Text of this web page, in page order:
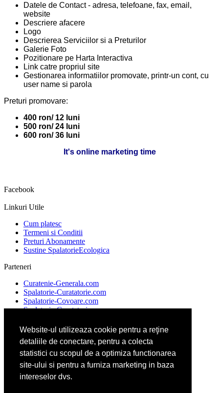
Website-ul utilizeaza cookie pentru a reţine
detaliile de conectare, pentru a colecta
statistici cu scopul de a optimiza functionarea
site-ului si pentru a furniza marketing in baza
intereselor dvs.
Datele de Contact - adresa, telefoane, fax, email,
website
Descriere afacere
Logo
Descrierea Serviciilor si a Preturilor
Galerie Foto
Pozitionare pe Harta Interactiva
Link catre propriul site
Gestionarea informatiilor promovate, printr-un cont, cu
user name si parola
Preturi promovare:
400 ron/ 12 luni
500 ron/ 24 luni
600 ron/ 36 luni
It's online marketing time
Facebook
Linkuri Utile
Cum platesc
Termeni si Conditii
Preturi Abonamente
Sustine SpalatorieEcologica
Parteneri
Curatenie-Generala.com
Spalatorie-Curatatorie.com
Spalatorie-Covoare.com
Spalatorie-Curatatorie.ro
DeratizareDezinsectie.ro
FirmaDeratizare.ro
Servicii-DDD.com
Servicii-Deratizare.com